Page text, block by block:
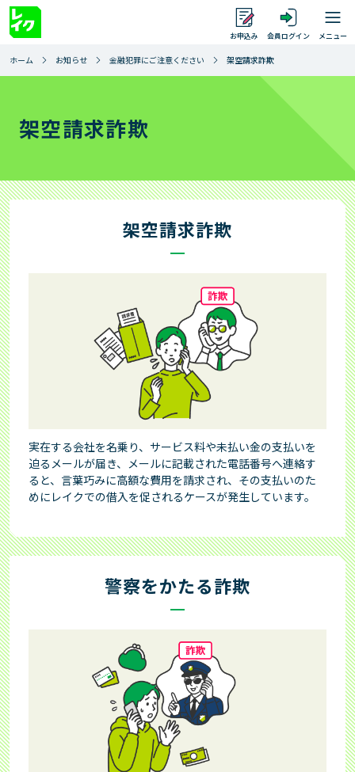
お申込み 会員ログイン メニュー
サイト内を検索
借りるとき
レイクのWeb完結
365日間無利息
お借入れの利息（適用利率と計算方法）
お申込み
お申込み・ご契約に必要な書類
商品のご案内（貸付条件）
その他商品のご案内（特定商品）
ご返済シミュレーション（特定商品）
完済（一括でのご返済）
ご返済方式
ご返済額一覧表
追加・増額のご案内
会員ログインでお困りの方
その他のサービス
Web明細サービス
メールサンプル
店舗・提携ATM トップ
提携ATMのご案内
はじめて借りる方 トップ
お申込みからご完済まで
はじめての不安にお答えします
お客さまサポート
お客さまサポート トップ
よくあるご質問
お問合せ
お知らせ トップ
過去のお知らせ
金融犯罪にご注意ください
求償債務のお客さまへ
改正貸金業法施行について
法的手続きで残高が確定したお客さまへ
レイクについて
レイクについて トップ
お客さまの声・体験談
お客さまからいただいた「不安」や「お叱り」
Payチャージ・Pay払い
会員ならできること
個人情報の取扱いについて
個人情報の取扱いについて トップ
プライバシーステートメント（個人情報保護宣言）
お客さまの個人情報の取扱いについて
新生フィナンシャルのセキュリティ対策
個人情報に関するお問合せ
個人情報開示等手続き方法
審査状況のご確認
メンテナンス情報
レイマルアイランド
おしえて！レイク
SNS公式アカウント
ホーム お知らせ 金融犯罪にご注意ください 架空請求詐欺
架空請求詐欺
架空請求詐欺
実在する会社を名乗り、サービス料や未払い金の支払いを
迫るメールが届き、メールに記載された電話番号へ連絡す
ると、言葉巧みに高額な費用を請求され、その支払いのた
めにレイクでの借入を促されるケースが発生しています。
警察をかたる詐欺